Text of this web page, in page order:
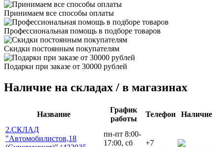
Принимаем все способы оплаты
Профессиональная помощь в подборе товаров
Скидки постоянным покупателям
Подарки при заказе от 30000 рублей
Наличие на складах / в магазинах
Название
График
работы
Телефон
Наличие
2.СКЛАД
"Автомобилистов,18
пн-пт 8:00-
17:00, сб
+7